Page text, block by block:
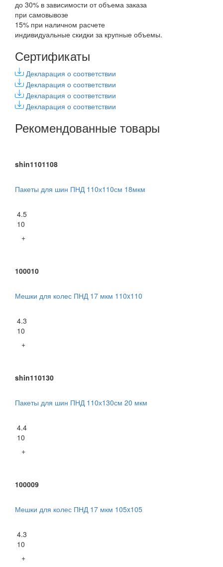
до 30% в зависимости от объема заказа
при самовывозе
15% при наличном расчете
индивидуальные скидки за крупные объемы.
Сертификаты
Декларация о соответствии
Декларация о соответствии
Декларация о соответствии
Декларация о соответствии
Рекомендованные товары
shin1101108
Пакеты для шин ПНД 110х110см 18мкм
4.5
10
+
100010
Мешки для колес ПНД 17 мкм 110x110
4.3
10
+
shin110130
Пакеты для шин ПНД 110х130см 20 мкм
4.4
10
+
100009
Мешки для колес ПНД 17 мкм 105x105
4.3
10
+